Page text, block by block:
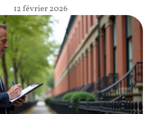
12 février 2026